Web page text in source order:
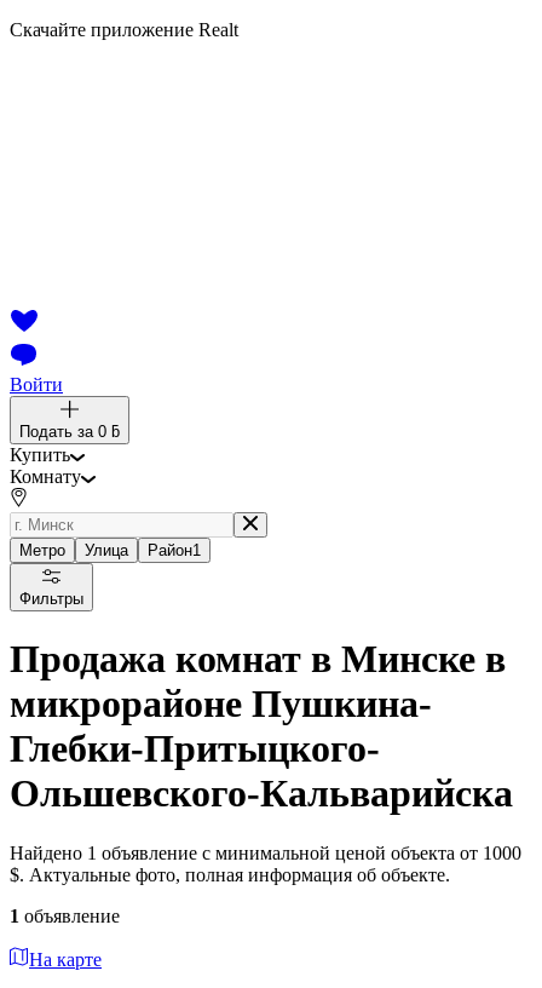
Скачайте приложение Realt
Войти
Подать за 0 ƃ
Купить
Комнату
Метро Улица Район1
Фильтры
Продажа комнат в Минске в
микрорайоне Пушкина-
Глебки-Притыцкого-
Ольшевского-Кальварийска
Найдено 1 объявление с минимальной ценой объекта от 1000
$. Актуальные фото, полная информация об объекте.
1 объявление
На карте